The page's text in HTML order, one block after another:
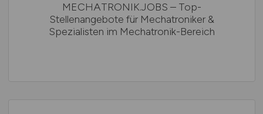
MECHATRONIK.JOBS – Top-
Stellenangebote für Mechatroniker &
Spezialisten im Mechatronik-Bereich